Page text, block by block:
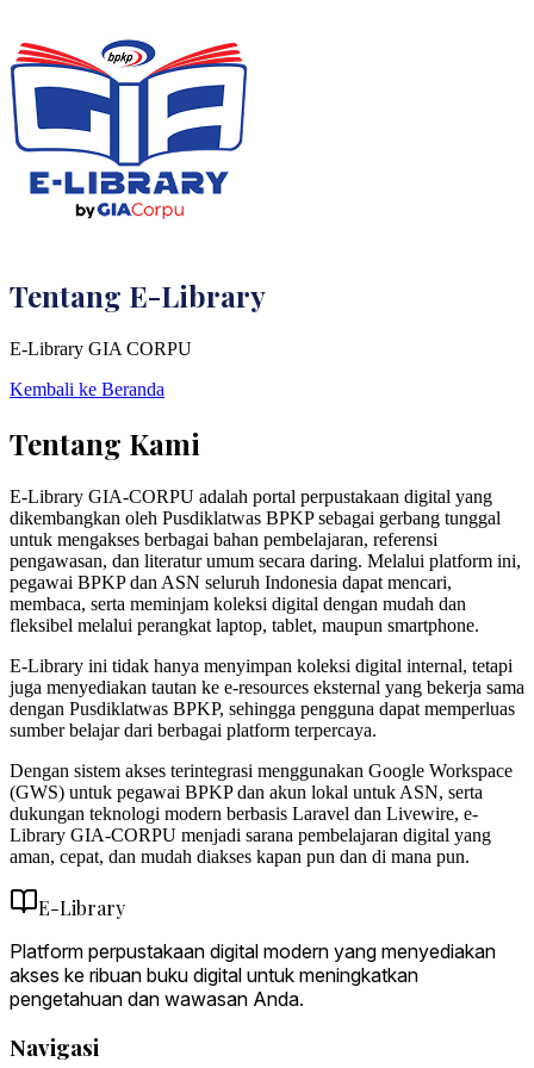
Tentang E-Library
E-Library GIA CORPU
Kembali ke Beranda
Tentang Kami
E-Library GIA-CORPU adalah portal perpustakaan digital yang
dikembangkan oleh Pusdiklatwas BPKP sebagai gerbang tunggal
untuk mengakses berbagai bahan pembelajaran, referensi
pengawasan, dan literatur umum secara daring. Melalui platform ini,
pegawai BPKP dan ASN seluruh Indonesia dapat mencari,
membaca, serta meminjam koleksi digital dengan mudah dan
fleksibel melalui perangkat laptop, tablet, maupun smartphone.
E-Library ini tidak hanya menyimpan koleksi digital internal, tetapi
juga menyediakan tautan ke e-resources eksternal yang bekerja sama
dengan Pusdiklatwas BPKP, sehingga pengguna dapat memperluas
sumber belajar dari berbagai platform terpercaya.
Dengan sistem akses terintegrasi menggunakan Google Workspace
(GWS) untuk pegawai BPKP dan akun lokal untuk ASN, serta
dukungan teknologi modern berbasis Laravel dan Livewire, e-
Library GIA-CORPU menjadi sarana pembelajaran digital yang
aman, cepat, dan mudah diakses kapan pun dan di mana pun.
E-Library
Platform perpustakaan digital modern yang menyediakan
akses ke ribuan buku digital untuk meningkatkan
pengetahuan dan wawasan Anda.
Navigasi